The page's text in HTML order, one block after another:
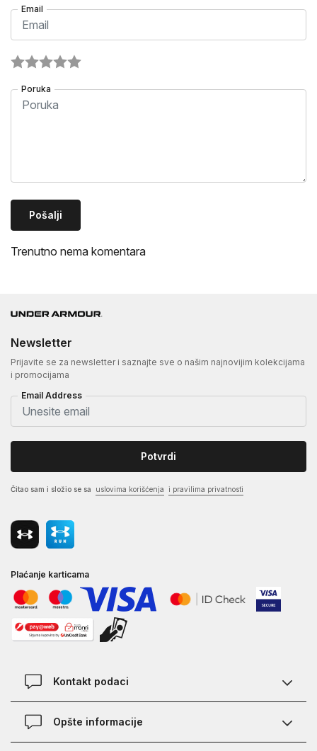
Email
Poruka
Pošalji
Trenutno nema komentara
Newsletter
Prijavite se za newsletter i saznajte sve o našim najnovijim kolekcijama
i promocijama
Email Address
Potvrdi
Čitao sam i složio se sa uslovima korišćenja i pravilima privatnosti
Plaćanje karticama
Kontakt podaci
Kontakt
Opšte informacije